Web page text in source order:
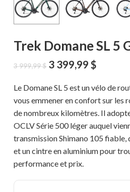
Trek Domane SL 5
3 999,99$ Le
initial
était :
3
999,99 $.
3 399,99 $Le
actuel
est :
3
399,99
Le Domane SL 5 est un vélo de
vous emmener en confort sur les
de nombreux kilomètres. Il
OCLV Série 500 léger auquel
transmission Shimano 105 fiable,
et un cintre en aluminium pour
performance et prix.